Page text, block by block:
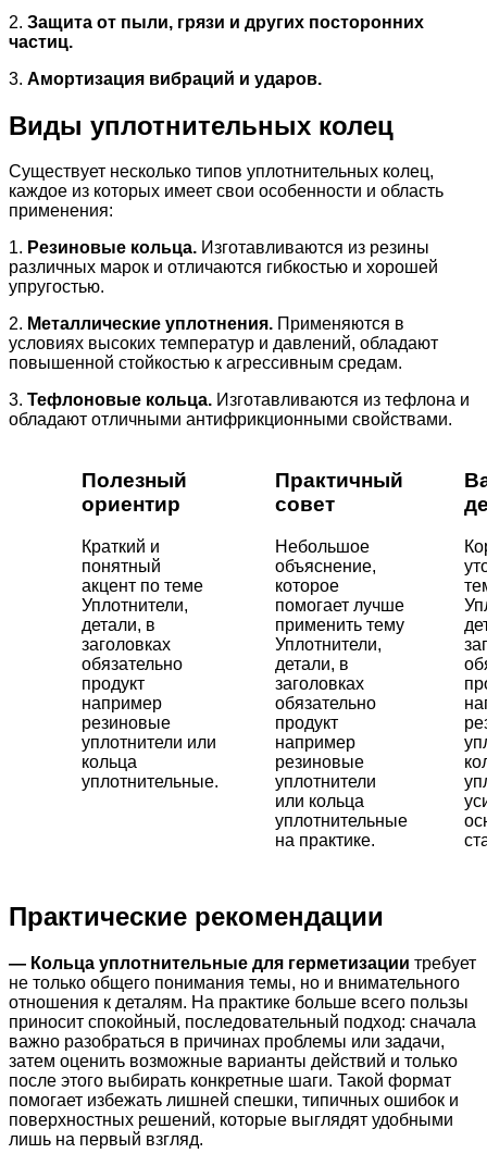
2. Защита от пыли, грязи и других посторонних
частиц.
3. Амортизация вибраций и ударов.
Виды уплотнительных колец
Существует несколько типов уплотнительных колец,
каждое из которых имеет свои особенности и область
применения:
1. Резиновые кольца. Изготавливаются из резины
различных марок и отличаются гибкостью и хорошей
упругостью.
2. Металлические уплотнения. Применяются в
условиях высоких температур и давлений, обладают
повышенной стойкостью к агрессивным средам.
3. Тефлоновые кольца. Изготавливаются из тефлона и
обладают отличными антифрикционными свойствами.
Полезный
ориентир
Краткий и
понятный
акцент по теме
Уплотнители,
детали, в
заголовках
обязательно
продукт
например
резиновые
уплотнители или
кольца
уплотнительные.
Практичный
совет
Небольшое
объяснение,
которое
помогает лучше
применить тему
Уплотнители,
детали, в
заголовках
обязательно
продукт
например
резиновые
уплотнители
или кольца
уплотнительные
на практике.
Практические рекомендации
— Кольца уплотнительные для герметизации требует
не только общего понимания темы, но и внимательного
отношения к деталям. На практике больше всего пользы
приносит спокойный, последовательный подход: сначала
важно разобраться в причинах проблемы или задачи,
затем оценить возможные варианты действий и только
после этого выбирать конкретные шаги. Такой формат
помогает избежать лишней спешки, типичных ошибок и
поверхностных решений, которые выглядят удобными
лишь на первый взгляд.